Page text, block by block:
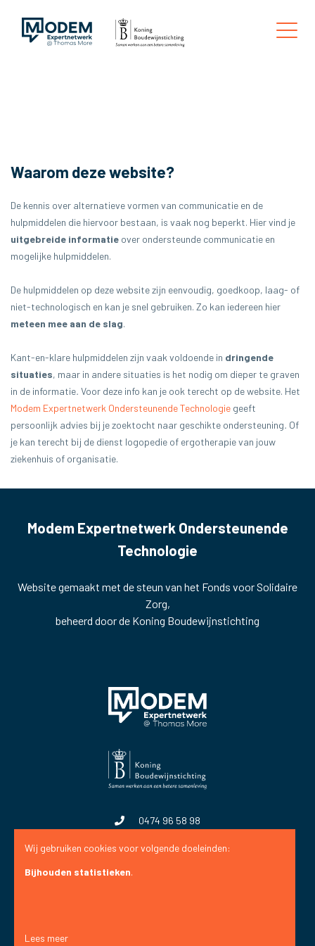
Waarom deze website?
De kennis over alternatieve vormen van communicatie en de
hulpmiddelen die hiervoor bestaan, is vaak nog beperkt. Hier vind je
uitgebreide informatie over ondersteunde communicatie en
mogelijke hulpmiddelen.
De hulpmiddelen op deze website zijn eenvoudig, goedkoop, laag- of
niet-technologisch en kan je snel gebruiken. Zo kan iedereen hier
meteen mee aan de slag.
Kant-en-klare hulpmiddelen zijn vaak voldoende in dringende
situaties, maar in andere situaties is het nodig om dieper te graven
in de informatie. Voor deze info kan je ook terecht op de website. Het
Modem Expertnetwerk Ondersteunende Technologie geeft
persoonlijk advies bij je zoektocht naar geschikte ondersteuning. Of
je kan terecht bij de dienst logopedie of ergotherapie van jouw
ziekenhuis of organisatie.
Modem Expertnetwerk Ondersteunende
Technologie
Website gemaakt met de steun van het Fonds voor Solidaire
Zorg,
beheerd door de Koning Boudewijnstichting
0474 96 58 98
Wij gebruiken cookies voor volgende doeleinden:
Bijhouden statistieken.
Lees meer